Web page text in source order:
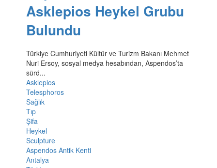
Asklepios Heykel Grubu
Bulundu
Türkiye Cumhuriyeti Kültür ve Turizm Bakanı Mehmet
Nuri Ersoy, sosyal medya hesabından, Aspendos’ta
sürd...
Asklepios
Telesphoros
Sağlık
Tıp
Şifa
Heykel
Sculpture
Aspendos Antik Kenti
Antalya